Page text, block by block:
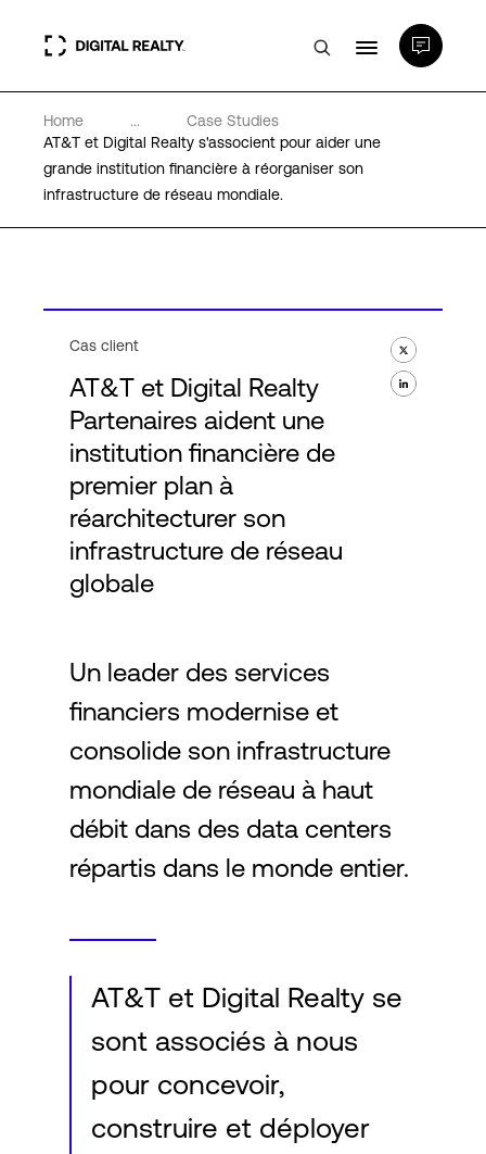
Data Centers
PlatformDIGITAL®
Expertise et ressources
A propos de nous
Language
Connexion
Home ...
Case Studies
AT&T et Digital Realty s'associent pour aider une
grande institution financière à réorganiser son
infrastructure de réseau mondiale.
Cas client
AT&T et Digital Realty
Partenaires aident une
institution financière de
premier plan à
réarchitecturer son
infrastructure de réseau
globale
Un leader des services
financiers modernise et
consolide son infrastructure
mondiale de réseau à haut
débit dans des data centers
répartis dans le monde entier.
AT&T et Digital Realty se
sont associés à nous
pour concevoir,
construire et déployer